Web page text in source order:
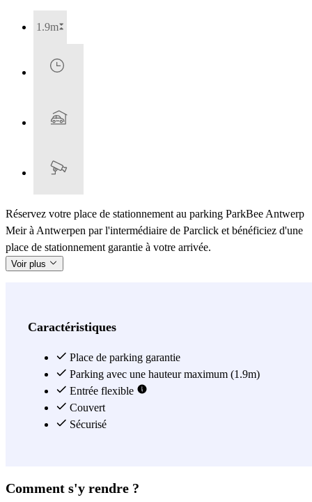
1.9m
Réservez votre place de stationnement au parking ParkBee Antwerp
Meir à Antwerpen par l'intermédiaire de Parclick et bénéficiez d'une
place de stationnement garantie à votre arrivée.
Voir plus
Caractéristiques
Place de parking garantie
Parking avec une hauteur maximum (1.9m)
Entrée flexible
Couvert
Sécurisé
Comment s'y rendre ?